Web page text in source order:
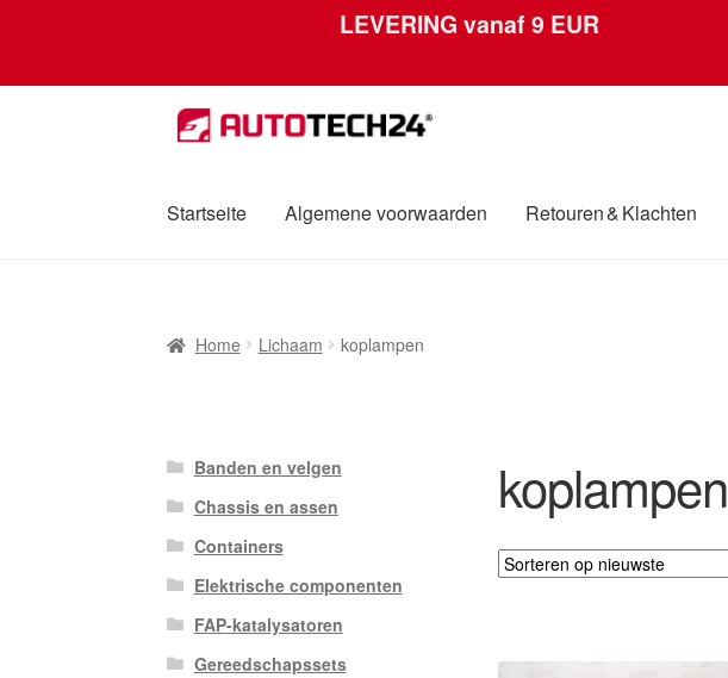
LEVERING vanaf 9 EUR
Ga
door
navigatie
Ga
naar
inhoud
Startseite Algemene voorwaarden Retouren & Klachten
Over ons PrivacybeleidWereldwijde verzending
Home Lichaam koplampen
koplampen
Banden en velgen
Chassis en assen
Containers
Elektrische componenten
FAP-katalysatoren
Gereedschapssets